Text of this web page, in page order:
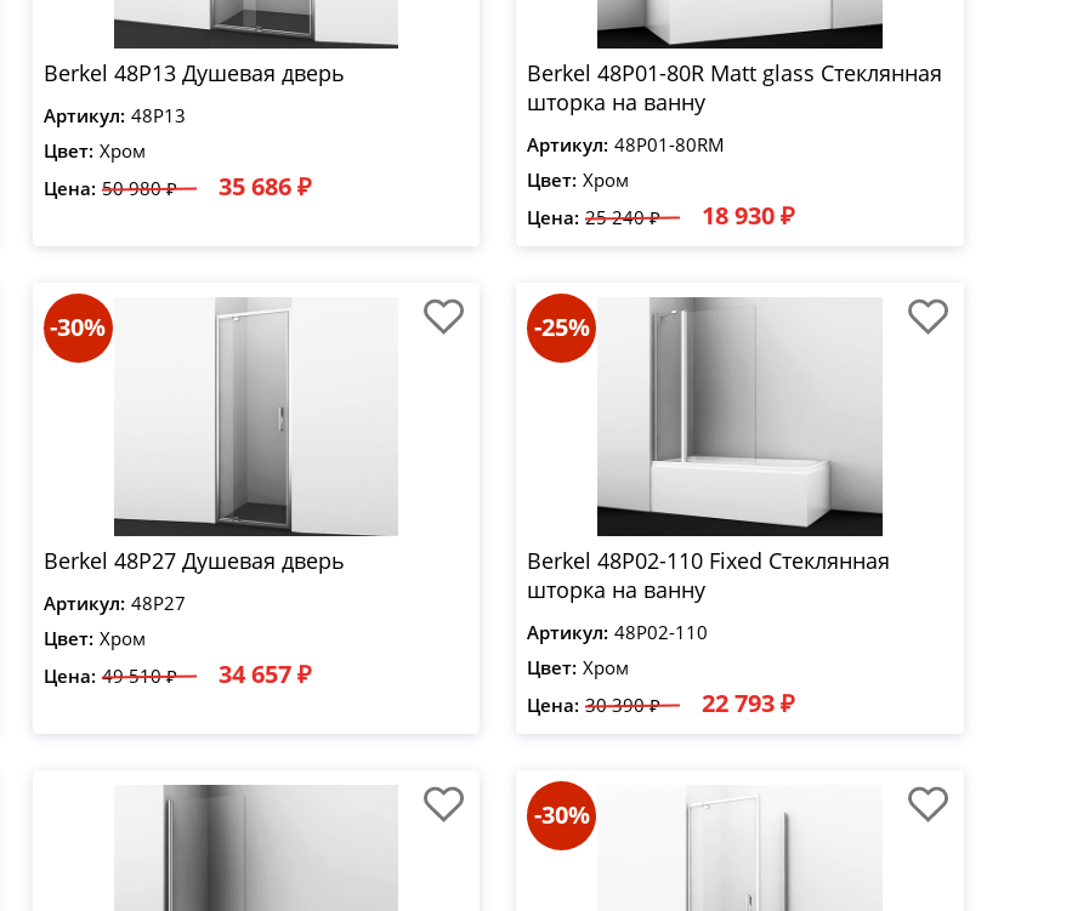
Berkel 48P13 Душевая дверь
Артикул: 48P13
Цвет: Хром
Цена: 50 980 ₽ 35 686 ₽
Berkel 48P01-80R Matt glass Стеклянная
шторка на ванну
Артикул: 48P01-80RM
Цвет: Хром
Цена: 25 240 ₽ 18 930 ₽
-30%
Berkel 48P27 Душевая дверь
Артикул: 48P27
Цвет: Хром
Цена: 49 510 ₽ 34 657 ₽
-25%
Berkel 48P02-110 Fixed Стеклянная
шторка на ванну
Артикул: 48P02-110
Цвет: Хром
Цена: 30 390 ₽ 22 793 ₽
-30%